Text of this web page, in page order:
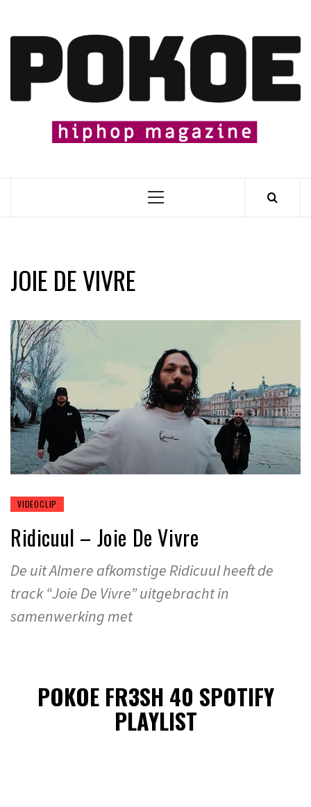
content
Primary
JOIE DE VIVRE
VIDEOCLIP
Ridicuul – Joie De Vivre
De uit Almere afkomstige Ridicuul heeft de
track “Joie De Vivre” uitgebracht in
samenwerking met
POKOE FR3SH 40 SPOTIFY
PLAYLIST